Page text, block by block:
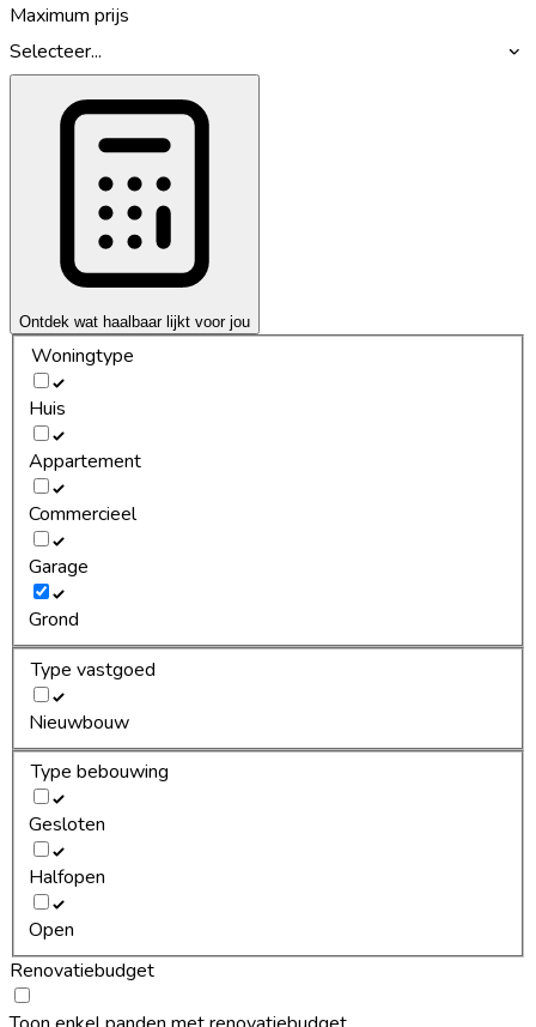
Maximum prijs
Selecteer...
Ontdek wat haalbaar lijkt voor jou
Woningtype
Huis
Appartement
Commercieel
Garage
Grond
Type vastgoed
Nieuwbouw
Type bebouwing
Gesloten
Halfopen
Open
Renovatiebudget